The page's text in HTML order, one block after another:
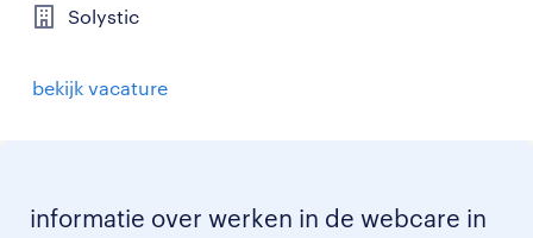
Solystic
bekijk vacature
informatie over werken in de webcare in